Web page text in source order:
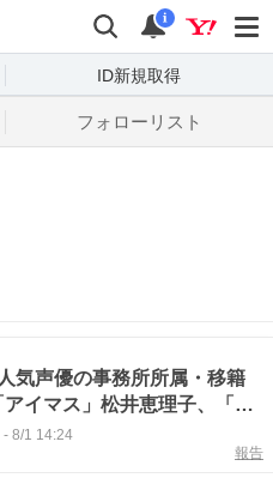
検索
通知
i
ID新規取得
フォローリスト
気声優の事務所所属・移籍
イマス」松井恵理子、「ラ
木愛奈
- 8/1 14:24
報告